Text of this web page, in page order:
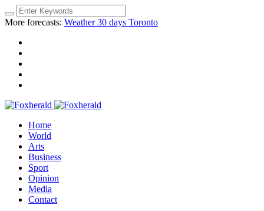
More forecasts: Weather 30 days Toronto
Home
World
Arts
Business
Sport
Opinion
Media
Contact